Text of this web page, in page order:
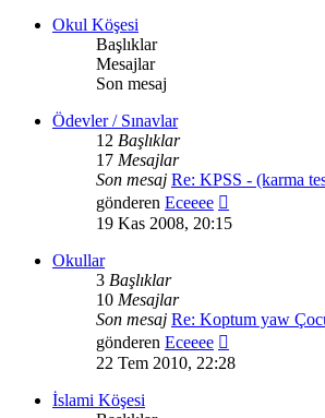
Okul Köşesi
Başlıklar
Mesajlar
Son mesaj
Ödevler / Sınavlar
12 Başlıklar
17 Mesajlar
Son mesaj Re: KPSS - (karma
gönderen Eceeee
mesajı
19 Kas 2008, 20:15
Okullar
3 Başlıklar
10 Mesajlar
Son mesaj Re: Koptum yaw
gönderen Eceeee
mesajı
22 Tem 2010, 22:28
İslami Köşesi